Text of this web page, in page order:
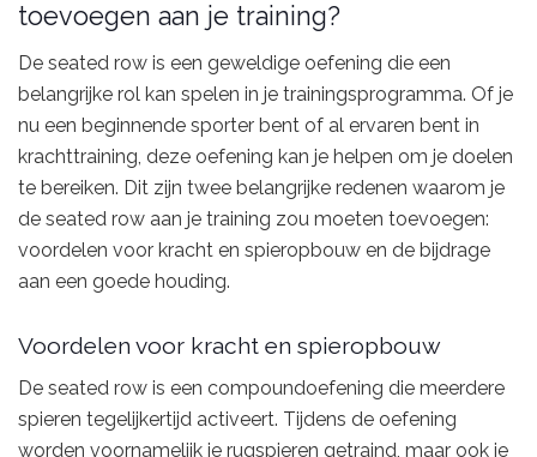
toevoegen aan je training?
De seated row is een geweldige oefening die een
belangrijke rol kan spelen in je trainingsprogramma. Of je
nu een beginnende sporter bent of al ervaren bent in
krachttraining, deze oefening kan je helpen om je doelen
te bereiken. Dit zijn twee belangrijke redenen waarom je
de seated row aan je training zou moeten toevoegen:
voordelen voor kracht en spieropbouw en de bijdrage
aan een goede houding.
Voordelen voor kracht en spieropbouw
De seated row is een compoundoefening die meerdere
spieren tegelijkertijd activeert. Tijdens de oefening
worden voornamelijk je rugspieren getraind, maar ook je